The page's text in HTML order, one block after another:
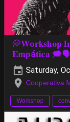
💭𝐖𝐨𝐫𝐤𝐬𝐡𝐨𝐩
𝐄𝐦𝐩á𝐭𝐢𝐜𝐚
Saturday,
Cooperativa
Workshop